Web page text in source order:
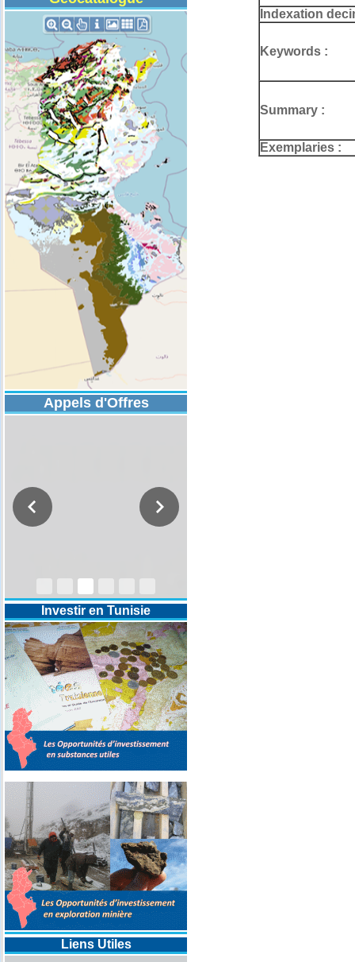
Appels d'Offres
EXERCICES 2025-2026-2027
Investir en Tunisie
Liens Utiles
Indexation
Keywords :
Summary :
Exemplaries :